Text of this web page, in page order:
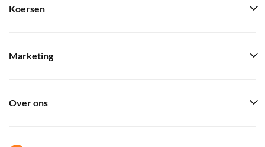
Koersen
Marketing
Over ons